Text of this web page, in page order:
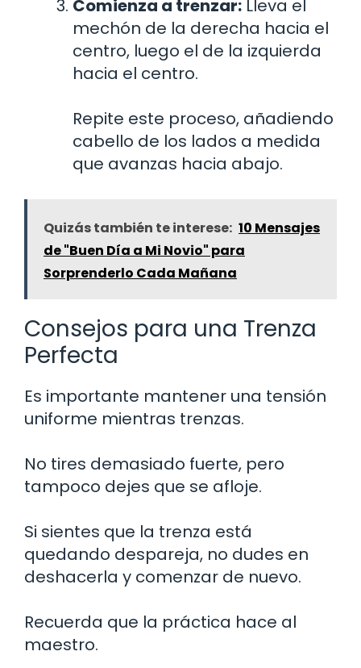
Comienza a trenzar: Lleva el
mechón de la derecha hacia el
centro, luego el de la izquierda
hacia el centro.
Repite este proceso, añadiendo
cabello de los lados a medida
que avanzas hacia abajo.
Quizás también te interese: 10 Mensajes
de "Buen Día a Mi Novio" para
Sorprenderlo Cada Mañana
Consejos para una Trenza
Perfecta
Es importante mantener una tensión
uniforme mientras trenzas.
No tires demasiado fuerte, pero
tampoco dejes que se afloje.
Si sientes que la trenza está
quedando despareja, no dudes en
deshacerla y comenzar de nuevo.
Recuerda que la práctica hace al
maestro.